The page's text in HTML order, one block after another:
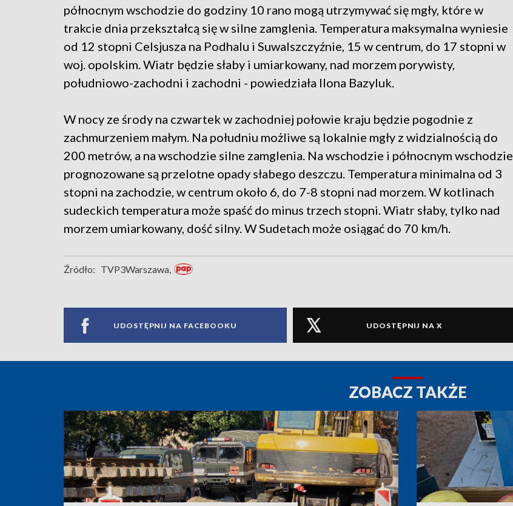
północnym wschodzie do godziny 10 rano mogą utrzymywać się mgły, które w
trakcie dnia przekształcą się w silne zamglenia. Temperatura maksymalna wyniesie
od 12 stopni Celsjusza na Podhalu i Suwalszczyźnie, 15 w centrum, do 17 stopni w
woj. opolskim. Wiatr będzie słaby i umiarkowany, nad morzem porywisty,
południowo-zachodni i zachodni - powiedziała Ilona Bazyluk.
W nocy ze środy na czwartek w zachodniej połowie kraju będzie pogodnie z
zachmurzeniem małym. Na południu możliwe są lokalnie mgły z widzialnością do
200 metrów, a na wschodzie silne zamglenia. Na wschodzie i północnym wschodzie
prognozowane są przelotne opady słabego deszczu. Temperatura minimalna od 3
stopni na zachodzie, w centrum około 6, do 7-8 stopni nad morzem. W kotlinach
sudeckich temperatura może spaść do minus trzech stopni. Wiatr słaby, tylko nad
morzem umiarkowany, dość silny. W Sudetach może osiągać do 70 km/h.
Źródło: TVP3Warszawa,
UDOSTĘPNIJ NA FACEBOOKU UDOSTĘPNIJ NA X
ZOBACZ TAKŻE